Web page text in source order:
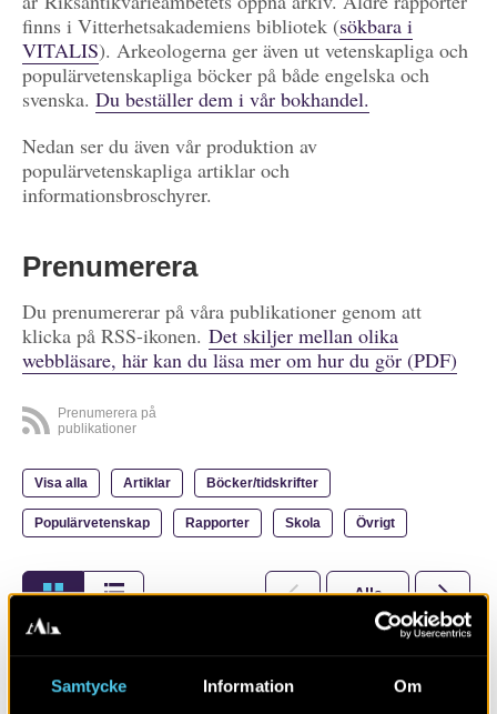
Samtycke Information Om
finns i Vitterhetsakademiens bibliotek (sökbara i
VITALIS). Arkeologerna ger även ut vetenskapliga och
populärvetenskapliga böcker på både engelska och
svenska. Du beställer dem i vår bokhandel.
Nedan ser du även vår produktion av
populärvetenskapliga artiklar och
informationsbroschyrer.
Prenumerera
Du prenumererar på våra publikationer genom att
klicka på RSS-ikonen. Det skiljer mellan olika
webbläsare, här kan du läsa mer om hur du gör (PDF)
Prenumerera på
publikationer
Visa alla Artiklar Böcker/tidskrifter
Populärvetenskap Rapporter Skola Övrigt
Alla 2026